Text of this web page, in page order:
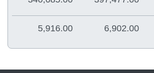
6,902.00
5,916.00